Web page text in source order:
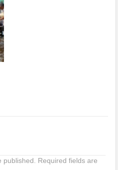
Required fields are